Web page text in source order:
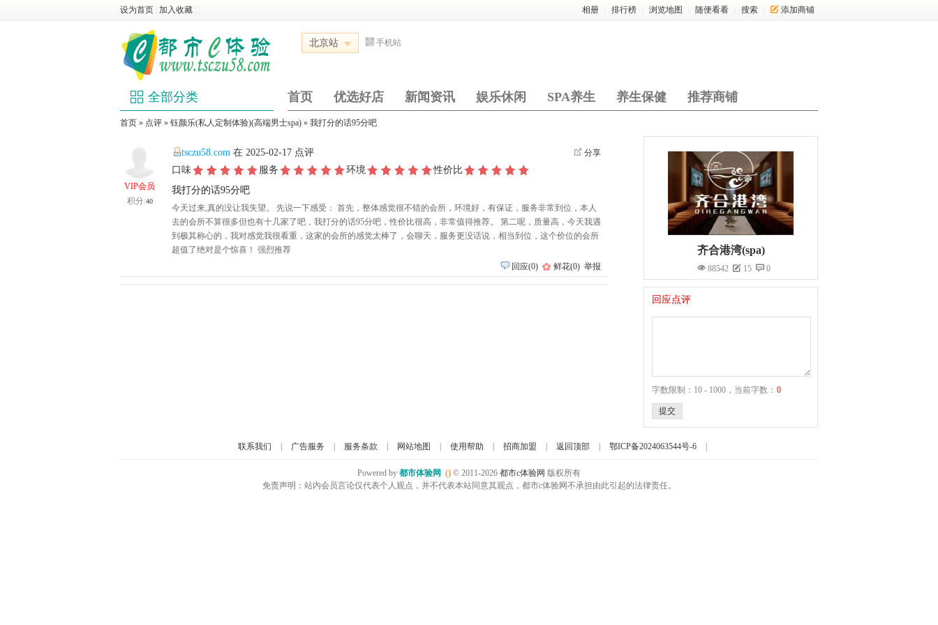
设为首页 加入收藏 相册 排行榜 浏览地图 随便看看 搜索 添加商铺
北京站 手机站
全部分类 首页 优选好店 新闻资讯 娱乐休闲 SPA养生 养生保健 推荐商铺
首页 » 点评 » 钰颜乐(私人定制体验)(高端男士spa) » 我打分的话95分吧
VIP会员
积分:40
分享
tsczu58.com 在 2025-02-17 点评
口味
服务 环境
性价比
我打分的话95分吧
今天过来,真的没让我失望。 先说一下感受： 首先，整体感觉很不错的会所，环境好，有保证，服务非常到位，本人
去的会所不算很多但也有十几家了吧，我打分的话95分吧，性价比很高，非常值得推荐。 第二呢，质量高，今天我遇
到极其称心的，我对感觉我很看重，这家的会所的感觉太棒了，会聊天，服务更没话说，相当到位，这个价位的会所
超值了绝对是个惊喜！ 强烈推荐
回应(0) 鲜花(0) 举报
齐合港湾(spa)
88542 15 0
回应点评
字数限制：10 - 1000，当前字数： 0
提交
联系我们 广告服务 服务条款 网站地图 使用帮助 招商加盟 返回顶部 鄂ICP备2024063544号-6
Powered by 都市体验网 () © 2011-2026 都市c体验网 版权所有
免责声明：站内会员言论仅代表个人观点，并不代表本站同意其观点，都市c体验网不承担由此引起的法律责任。